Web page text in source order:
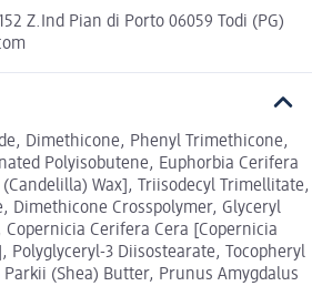
Z.Ind Pian di Porto 06059 Todi (PG)
Dimethicone, Phenyl Trimethicone,
Polyisobutene, Euphorbia Cerifera
Wax], Triisodecyl Trimellitate,
Dimethicone Crosspolymer, Glyceryl
Cerifera Cera [Copernicia
Polyglyceryl-3 Diisostearate, Tocopheryl
(Shea) Butter, Prunus Amygdalus